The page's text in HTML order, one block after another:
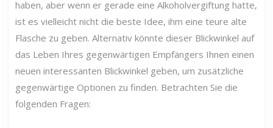
haben, aber wenn er gerade eine Alkoholvergiftung hatte,
ist es vielleicht nicht die beste Idee, ihm eine teure alte
Flasche zu geben. Alternativ könnte dieser Blickwinkel auf
das Leben Ihres gegenwärtigen Empfängers Ihnen einen
neuen interessanten Blickwinkel geben, um zusätzliche
gegenwärtige Optionen zu finden. Betrachten Sie die
folgenden Fragen: